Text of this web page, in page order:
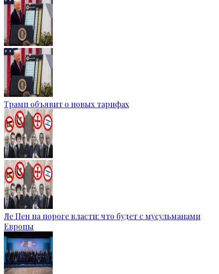
Трамп объявит о новых тарифах
Ле Пен на пороге власти: что будет с мусульманами
Европы